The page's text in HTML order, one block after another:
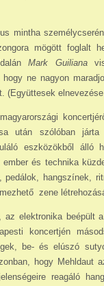
mintha
mögött
Mark Guiliana
ne nagyon
(Együttesek
után szólóban
eszközökből álló
és technika
hangszínek,
zene
elektronika beépült
koncertjén
be- és elúszó
hogy Mehldaut
reagáló